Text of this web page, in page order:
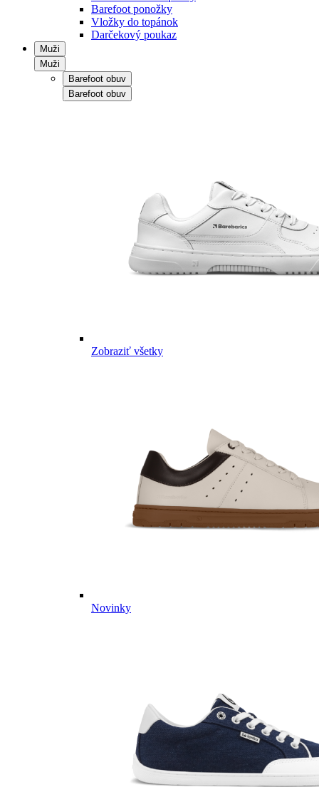
Barefoot ponožky
Vložky do topánok
Darčekový poukaz
Muži
Muži
Barefoot obuv
Barefoot obuv
Zobraziť všetky
Novinky